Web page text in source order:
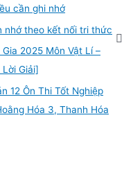
cần ghi nhớ
nhớ theo kết nối tri thức
2025 Môn Vật Lí –
Giải]
12 Ôn Thi Tốt Nghiệp
Hóa 3, Thanh Hóa